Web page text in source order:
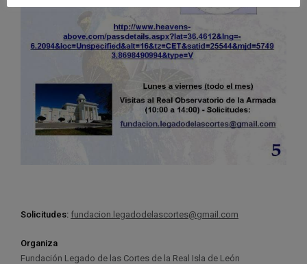
Solicitudes: fundacion.legadodelascortes@gmail.com
Organiza
Fundación Legado de las Cortes de la Real Isla de León